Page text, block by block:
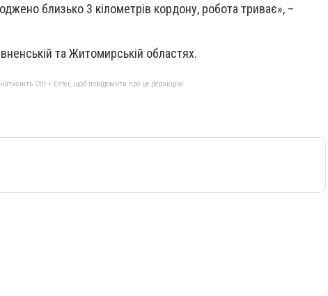
близько 3 кілометрів кордону, робота триває», –
та Житомирській областях.
Ctrl + Enter, щоб повідомити про це редакцію